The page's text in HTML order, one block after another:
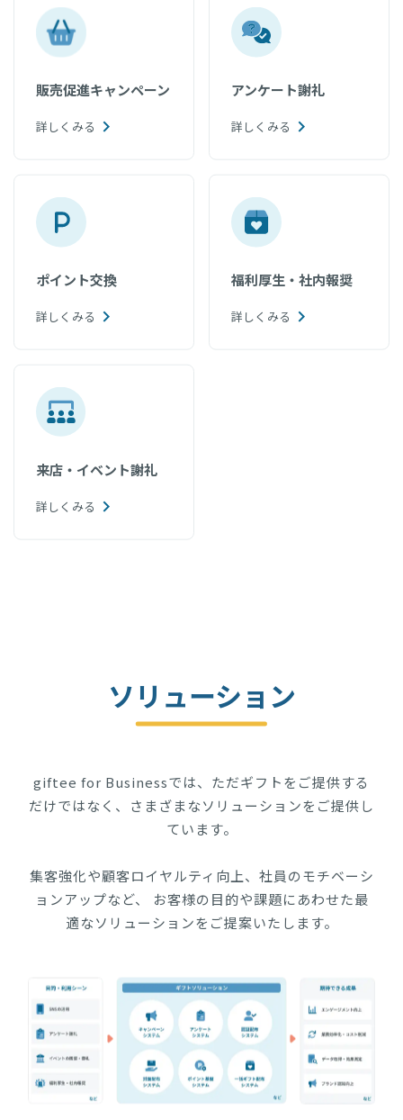
販売促進キャンペーン
詳しくみる
アンケート謝礼
詳しくみる
ポイント交換
詳しくみる
福利厚生・社内報奨
詳しくみる
来店・イベント謝礼
詳しくみる
ソリューション
giftee for Businessでは、ただギフトをご提供する
だけではなく、さまざまなソリューションをご提供し
ています。
集客強化や顧客ロイヤルティ向上、社員のモチベーシ
ョンアップなど、 お客様の目的や課題にあわせた最
適なソリューションをご提案いたします。